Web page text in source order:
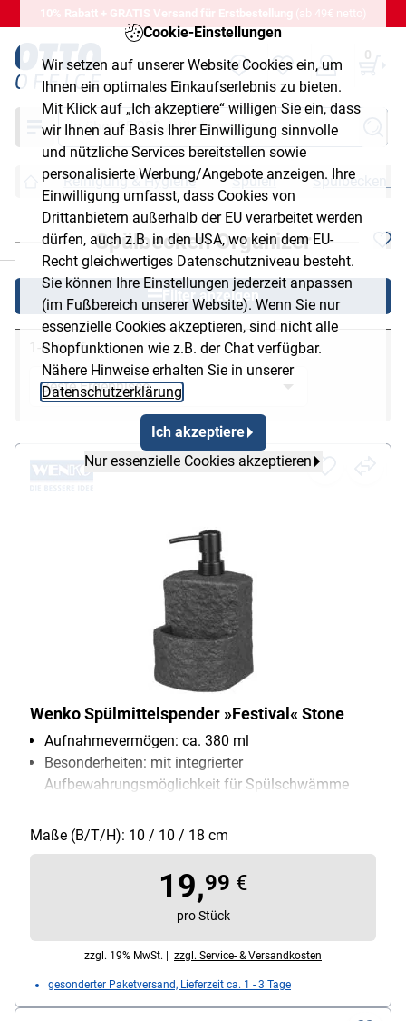
Cookie-Einstellungen
Wir setzen auf unserer Website Cookies ein, um
Ihnen ein optimales Einkaufserlebnis zu bieten.
Mit Klick auf „Ich akzeptiere“ willigen Sie ein, dass
wir Ihnen auf Basis Ihrer Einwilligung sinnvolle
und nützliche Services bereitstellen sowie
personalisierte Werbung/Angebote anzeigen. Ihre
Einwilligung umfasst, dass Cookies von
Drittanbietern außerhalb der EU verarbeitet werden
dürfen, auch z.B. in den USA, wo kein dem EU-
Recht gleichwertiges Datenschutzniveau besteht.
Sie können Ihre Einstellungen jederzeit anpassen
(im Fußbereich unserer Website). Wenn Sie nur
essenzielle Cookies akzeptieren, sind nicht alle
Shopfunktionen wie z.B. der Chat verfügbar.
Nähere Hinweise erhalten Sie in unserer
Datenschutzerklärung
Ich akzeptiere
Nur essenzielle Cookies akzeptieren
10% Rabatt + GRATIS Versand für Erstbestellung (ab 49€ netto)
0
Suche
Reinigung & Hygiene Spülen Spülbecken
Spülbecken Organizer
Filter anzeigen
1-6 von 6
Wenko Spülmittelspender »Festival« Stone
Aufnahmevermögen: ca. 380 ml
Besonderheiten: mit integrierter
Aufbewahrungsmöglichkeit für Spülschwämme
Maße (B/T/H): 10 / 10 / 18 cm
19,99 €
pro Stück
zzgl. 19% MwSt. | zzgl. Service- & Versandkosten
gesonderter Paketversand, Lieferzeit ca. 1 - 3 Tage